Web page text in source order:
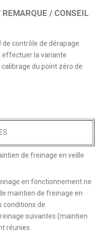
/ CONSEIL
de contrôle de dérapage
effectuer la variante
du point zéro de
de freinage en veille
en fonctionnement ne
maintien de freinage en
conditions de
suivantes (maintien
réunies.